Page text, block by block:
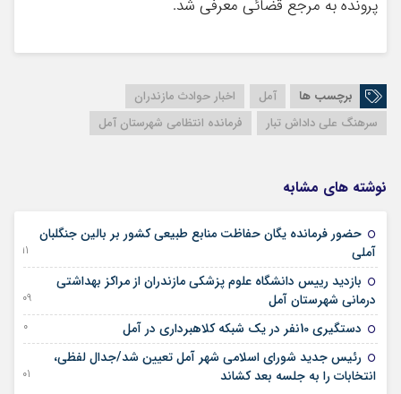
پرونده به مرجع قضائی معرفی شد.
برچسب ها آمل
اخبار حوادث مازندران
سرهنگ علی داداش تبار
فرمانده انتظامی شهرستان آمل
نوشته های مشابه
حضور فرمانده یگان حفاظت منابع طبیعی کشور بر بالین جنگلبان
آملی
11 سپتامبر 2025
بازدید رییس دانشگاه علوم پزشکی مازندران از مراکز بهداشتی
درمانی شهرستان آمل
09 آگوست 2025
دستگیری 10نفر در یک شبکه کلاهبرداری در آمل 10 دسامبر 2024
رئیس جدید شورای اسلامی شهر آمل تعیین شد/جدال لفظی،
انتخابات را به جلسه بعد کشاند
01 آگوست 2024